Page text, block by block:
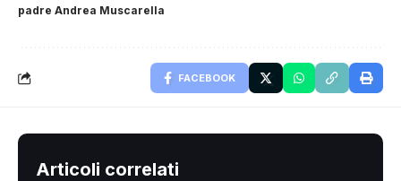
padre Andrea Muscarella
FACEBOOK
Articoli correlati